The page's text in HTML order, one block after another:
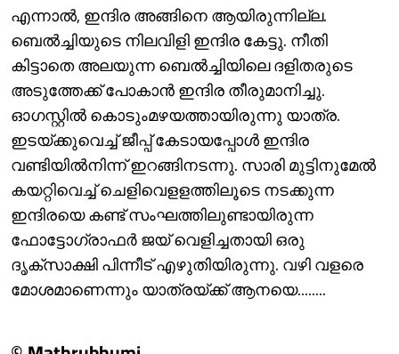
എന്നാൽ, ഇന്ദിര അങ്ങിനെ ആയിരുന്നില്ല.
ബെൽച്ചിയുടെ നിലവിളി ഇന്ദിര കേട്ടു. നീതി
കിട്ടാതെ അലയുന്ന ബെൽച്ചിയിലെ ദളിതരുടെ
അടുത്തേക്ക് പോകാൻ ഇന്ദിര തീരുമാനിച്ചു.
ഓഗസ്റ്റിൽ കൊടുംമഴയത്തായിരുന്നു യാത്ര.
ഇടയ്ക്കുവെച്ച് ജീപ്പ് കേടായപ്പോൾ ഇന്ദിര
വണ്ടിയിൽനിന്ന് ഇറങ്ങിനടന്നു. സാരി മുട്ടിനുമേൽ
കയറ്റിവെച്ച് ചെളിവെളളത്തിലൂടെ നടക്കുന്ന
ഇന്ദിരയെ കണ്ട് സംഘത്തിലുണ്ടായിരുന്ന
ഫോട്ടോഗ്രാഫർ ജയ് വെളിച്ചതായി ഒരു
ദൃക്സാക്ഷി പിന്നീട് എഴുതിയിരുന്നു. വഴി വളരെ
മോശമാണെന്നും യാത്രയ്ക്ക് ആനയെ........